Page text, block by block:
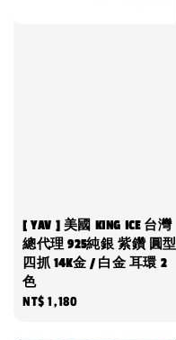
[ YAV ] 美國 KING ICE 台灣
總代理 925純銀 紫鑽 圓型
四抓 14K金 / 白金 耳環 2
色
Regular
NT$ 1,180